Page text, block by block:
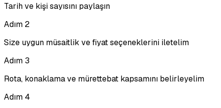
Tarih ve kişi sayısını paylaşın
Adım 2
Size uygun müsaitlik ve fiyat seçeneklerini iletelim
Adım 3
Rota, konaklama ve mürettebat kapsamını belirleyelim
Adım 4